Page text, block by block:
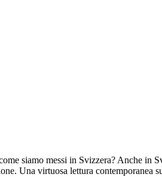
siamo messi in Svizzera? Anche
Una virtuosa lettura contemporanea